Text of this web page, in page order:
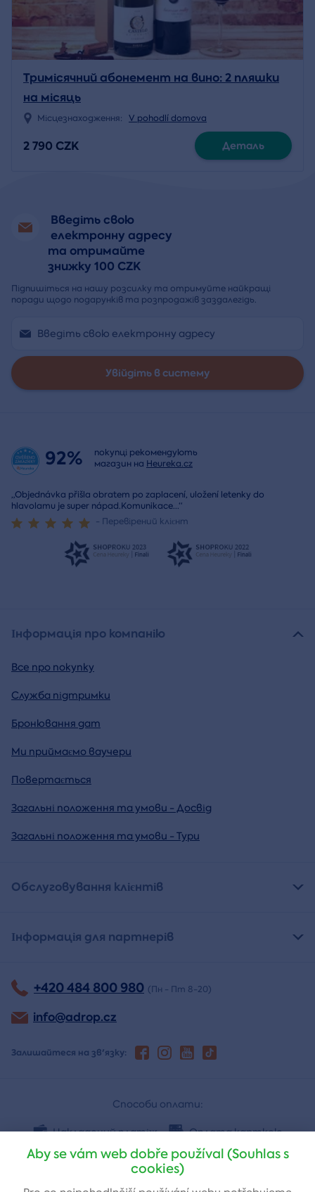
Тримісячний абонемент на вино: 2 пляшки
на місяць
Місцезнаходження: V pohodlí domova
2 790 CZK Деталь
Введіть свою
електронну адресу
та отримайте
знижку 100 CZK
Підпишіться на нашу розсилку та отримуйте найкращі
поради щодо подарунків та розпродажів заздалегідь.
Увійдіть в систему
92%
покупці рекомендують
магазин на Heureka.cz
„Objednávka přišla obratem po zaplacení, uložení letenky do
hlavolamu je super nápad.Komunikace...“
- Перевірений клієнт
Інформація про компанію
Все про покупку
Служба підтримки
Бронювання дат
Ми приймаємо ваучери
Повертається
Загальні положення та умови - Досвід
Загальні положення та умови - Тури
Обслуговування клієнтів
Інформація для партнерів
+420 484 800 980 (Пн - Пт 8-20)
info@adrop.cz
Залишайтеся на зв'язку:
Способи оплати:
Накладений платіж Оплата карткою
Банківський переказ
Aby se vám web dobře používal (Souhlas s
cookies)